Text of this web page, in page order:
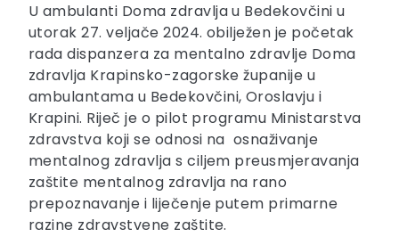
U ambulanti Doma zdravlja u Bedekovčini u
utorak 27. veljače 2024. obilježen je početak
rada dispanzera za mentalno zdravlje Doma
zdravlja Krapinsko-zagorske županije u
ambulantama u Bedekovčini, Oroslavju i
Krapini. Riječ je o pilot programu Ministarstva
zdravstva koji se odnosi na osnaživanje
mentalnog zdravlja s ciljem preusmjeravanja
zaštite mentalnog zdravlja na rano
prepoznavanje i liječenje putem primarne
razine zdravstvene zaštite.